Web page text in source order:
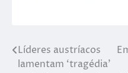
Líderes austríacos
lamentam ‘tragédia’